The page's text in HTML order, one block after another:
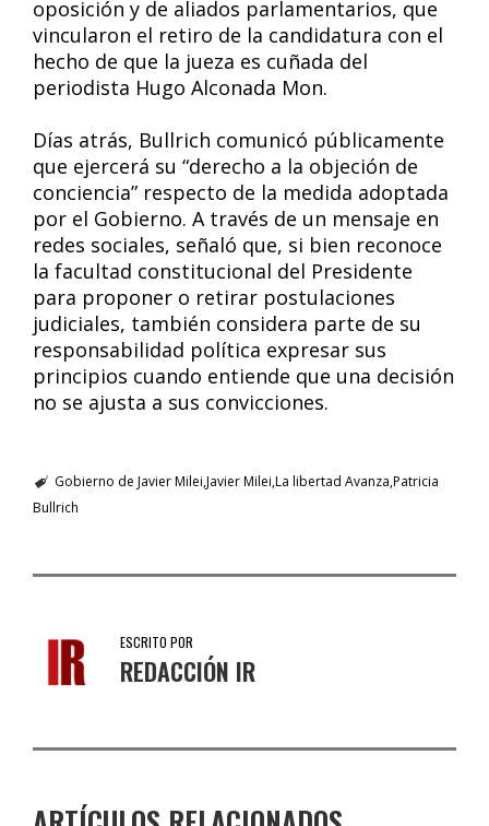
oposición y de aliados parlamentarios, que
vincularon el retiro de la candidatura con el
hecho de que la jueza es cuñada del
periodista Hugo Alconada Mon.
Días atrás, Bullrich comunicó públicamente
que ejercerá su “derecho a la objeción de
conciencia” respecto de la medida adoptada
por el Gobierno. A través de un mensaje en
redes sociales, señaló que, si bien reconoce
la facultad constitucional del Presidente
para proponer o retirar postulaciones
judiciales, también considera parte de su
responsabilidad política expresar sus
principios cuando entiende que una decisión
no se ajusta a sus convicciones.
Gobierno de Javier Milei Javier Milei La libertad Avanza Patricia
Bullrich
ESCRITO POR
REDACCIÓN IR